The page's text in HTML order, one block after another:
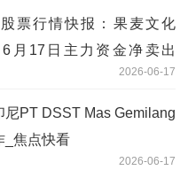
票行情快报：果麦文化
6月17日主力资金净卖出
2026-06-17
尼PT DSST Mas Gemilang
_焦点快看
2026-06-17